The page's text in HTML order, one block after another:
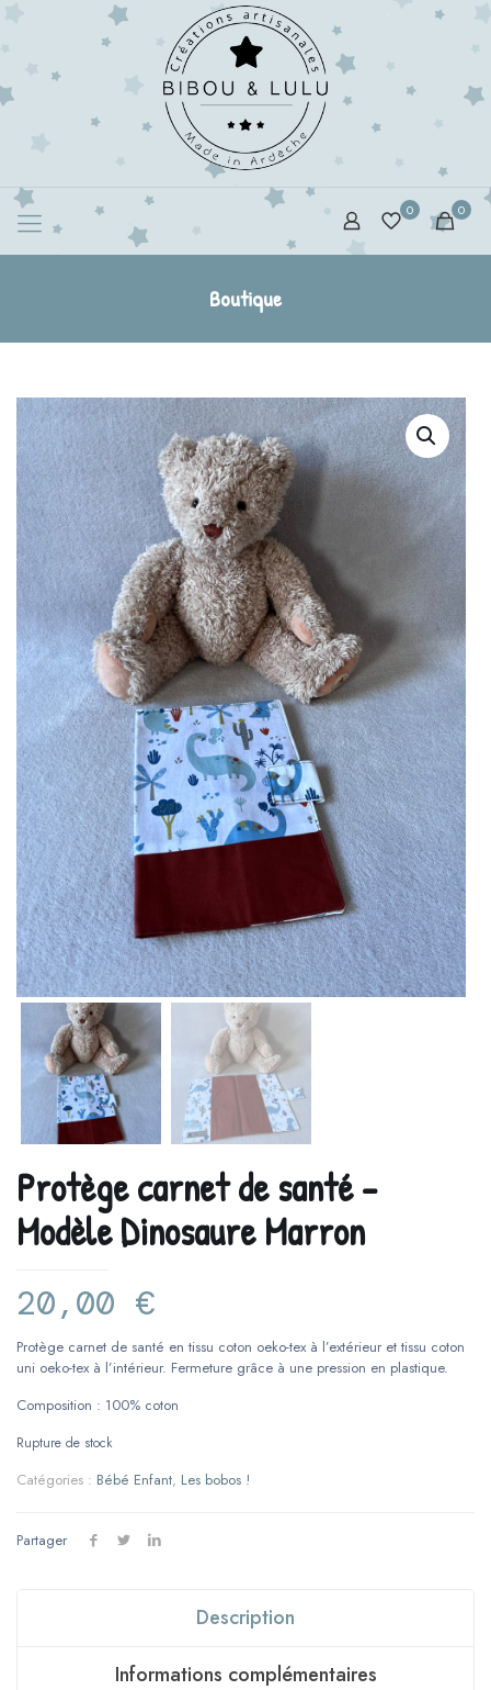
0 0
Boutique
Protège carnet de santé –
Modèle Dinosaure Marron
20,00 €
Protège carnet de santé en tissu coton oeko-tex à l’extérieur et tissu coton
uni oeko-tex à l’intérieur. Fermeture grâce à une pression en plastique.
Composition : 100% coton
Rupture de stock
Catégories : Bébé Enfant, Les bobos !
Partager
Description
Informations complémentaires